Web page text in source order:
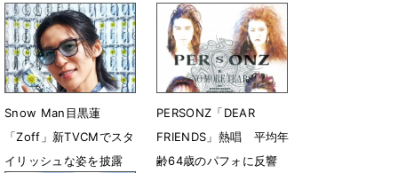
7月4日 22時00分
心に還る
7月1日 13時10分
Snow Man目黒蓮
「Zoff」新TVCMでスタ
イリッシュな姿を披露
PERSONZ「DEAR
FRIENDS」熱唱 平均年
齢64歳のパフォに反響